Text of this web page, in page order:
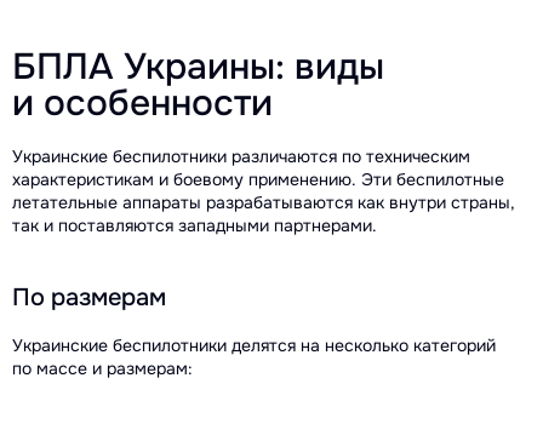
БПЛА Украины: виды
и особенности
Украинские беспилотники различаются по техническим
характеристикам и боевому применению. Эти беспилотные
летательные аппараты разрабатываются как внутри страны,
так и поставляются западными партнерами.
По размерам
Украинские беспилотники делятся на несколько категорий
по массе и размерам: